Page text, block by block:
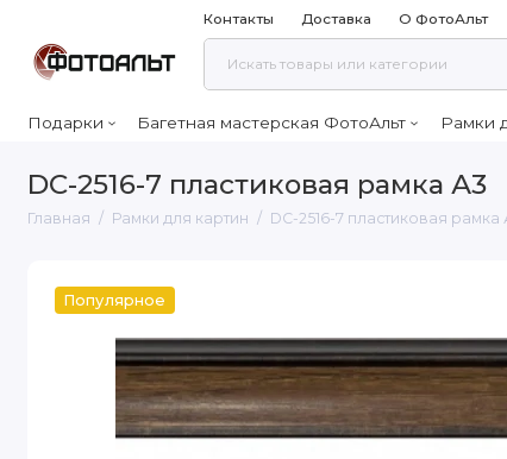
Контакты Доставка О ФотоАльт
Подарки Багетная мастерская ФотоАльт Рамки
DC-2516-7 пластиковая рамка А3
Главная Рамки для картин DC-2516-7 пластиковая рамка
Популярное